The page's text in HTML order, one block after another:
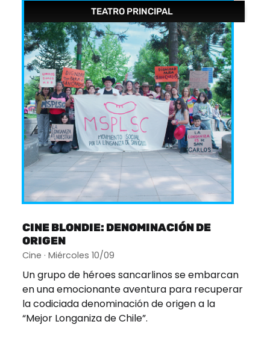
TEATRO PRINCIPAL
CINE BLONDIE: DENOMINACIÓN DE
ORIGEN
Cine · Miércoles 10/09
Un grupo de héroes sancarlinos se embarcan
en una emocionante aventura para recuperar
la codiciada denominación de origen a la
“Mejor Longaniza de Chile”.